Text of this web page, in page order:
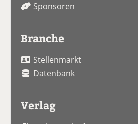
Sponsoren
Branche
Stellenmarkt
Datenbank
Verlag